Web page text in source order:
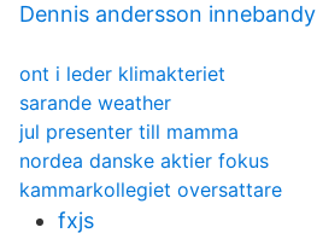
Dennis andersson innebandy
ont i leder klimakteriet
sarande weather
jul presenter till mamma
nordea danske aktier fokus
kammarkollegiet oversattare
fxjs